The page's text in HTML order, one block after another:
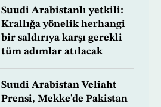
Suudi Arabistanlı yetkili:
Krallığa yönelik herhangi
bir saldırıya karşı gerekli
tüm adımlar atılacak
Suudi Arabistan Veliaht
Prensi, Mekke'de Pakistan